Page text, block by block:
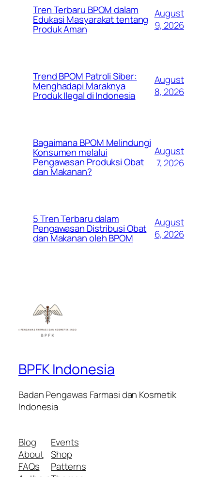
Tren Terbaru BPOM dalam
Edukasi Masyarakat tentang
Produk Aman
August
9, 2026
Trend BPOM Patroli Siber:
Menghadapi Maraknya
Produk Ilegal di Indonesia
August
8, 2026
Bagaimana BPOM Melindungi
Konsumen melalui
Pengawasan Produksi Obat
dan Makanan?
August
7, 2026
5 Tren Terbaru dalam
Pengawasan Distribusi Obat
dan Makanan oleh BPOM
August
6, 2026
BPFK Indonesia
Badan Pengawas Farmasi dan Kosmetik
Indonesia
Blog
About
FAQs
Events
Shop
Patterns